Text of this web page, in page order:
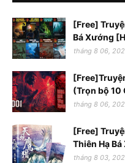
[Free]
Bá Xướng
tháng 8 06,
(Trọn bộ 10
tháng 8 06,
[Free]
Thiên Hạ
tháng 8 03,